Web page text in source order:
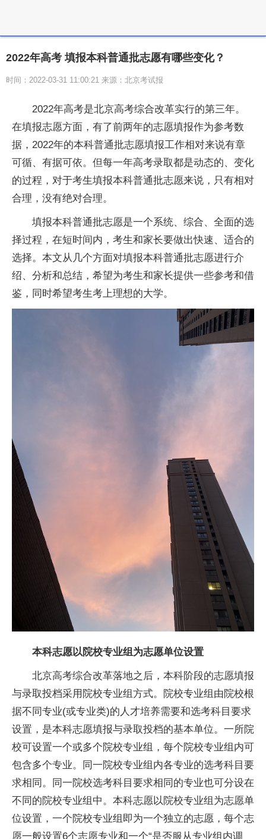
2022年高考 填报本科普通批志愿有哪些变化？
时间：2022-03-31 11:00:21 来源：北京考试报
2022年高考是北京高考综合改革实行的第三年。
在填报志愿方面，有了前两年的志愿填报作为参考数
据，2022年的本科普通批志愿填报工作相对来说有章
可循、有据可依。但每一年高考录取都是动态的、变化
的过程，对于考生填报本科普通批志愿来说，只有相对
合理，没有绝对合理。
填报本科普通批志愿是一个系统、综合、全面的选
择过程，在短时间内，考生和家长要做出快速、适合的
选择。本文从几个方面对填报本科普通批志愿进行介
绍、分析和总结，希望为考生和家长提供一些参考和借
鉴，同时希望考生考上理想的大学。
本科志愿以院校专业组为志愿单位设置
北京高考综合改革落地之后，本科阶段的志愿填报
与录取投档采用院校专业组方式。院校专业组由院校根
据不同专业(或专业类)的人才培养需要和选考科目要求
设置，是本科志愿填报与录取投档的基本单位。一所院
校可设置一个或多个院校专业组，每个院校专业组内可
包含多个专业。同一院校专业组内各专业的选考科目要
求相同。同一院校选考科目要求相同的专业也可分设在
不同的院校专业组中。本科志愿以院校专业组为志愿单
位设置，一个院校专业组即为一个独立的志愿，每个志
愿一般设置6个志愿专业和一个“是否服从专业组内调